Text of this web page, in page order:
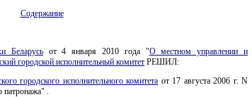
Содержание
Беларусьот 4 января 2010 года "О местном управлении и
городской исполнительный комитет РЕШИЛ:
городского исполнительного комитета от 17 августа 2006 г. N
.